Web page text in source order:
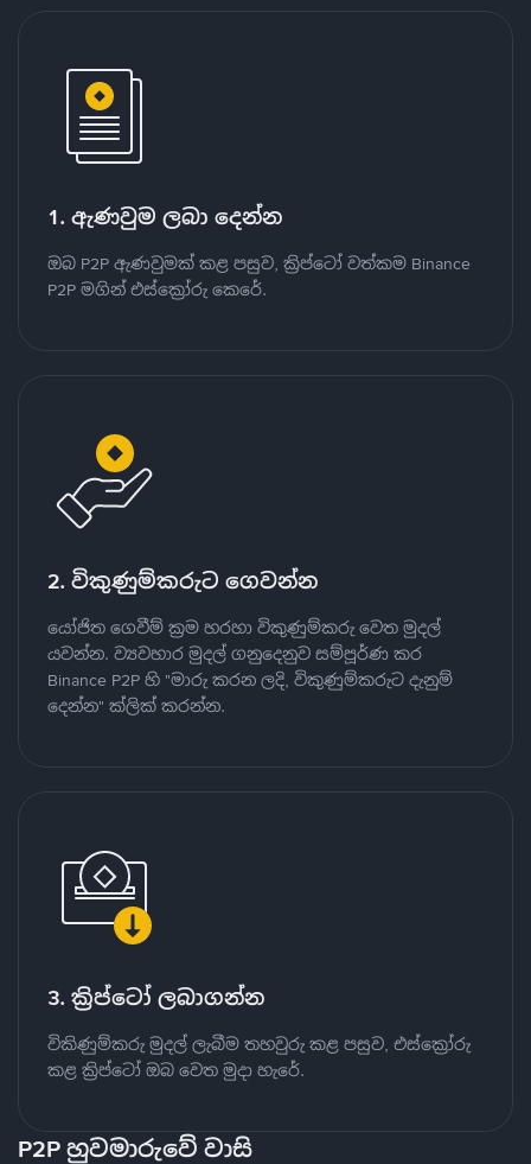
1. ඇණවුම ලබා දෙන්න
ඔබ P2P ඇණවුමක් කළ පසුව, ක්‍රිප්ටෝ වත්කම Binance
P2P මගින් එස්ක්‍රෝරු කෙරේ.
2. විකුණුම්කරුට ගෙවන්න
යෝජිත ගෙවීම් ක්‍රම හරහා විකුණුම්කරු වෙත මුදල්
යවන්න. ව්‍යවහාර මුදල් ගනුදෙනුව සම්පූර්ණ කර
Binance P2P හි "මාරු කරන ලදි, විකුණුම්කරුට දැනුම්
දෙන්න" ක්ලික් කරන්න.
3. ක්‍රිප්ටෝ ලබාගන්න
විකිණුම්කරු මුදල් ලැබීම තහවුරු කළ පසුව, එස්ක්‍රෝරු
කළ ක්‍රිප්ටෝ ඔබ වෙත මුදා හැරේ.
P2P හුවමාරුවේ වාසි